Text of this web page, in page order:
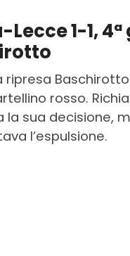
Lecce 1-1,
ripresa
rosso.
la sua decisione,
l’espulsione.